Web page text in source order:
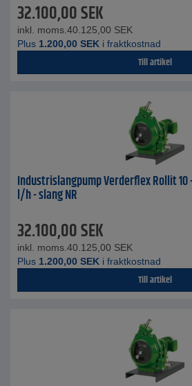
32.100,00SEK
inkl. moms. 40.125,00 SEK
Plus 1.200,00 SEK i fraktkostnad
Till artikel
Industrislangpump Verderflex Rollit 10
l/h - slang NR
32.100,00SEK
inkl. moms. 40.125,00 SEK
Plus 1.200,00 SEK i fraktkostnad
Till artikel